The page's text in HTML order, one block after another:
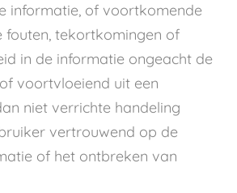
informatie, of voortkomende
fouten, tekortkomingen of
in de informatie ongeacht de
voortvloeiend uit een
niet verrichte handeling
vertrouwend op de
of het ontbreken van